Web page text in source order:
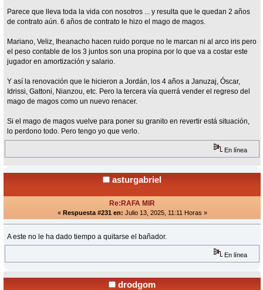
Parece que lleva toda la vida con nosotros ... y resulta que le quedan 2 años
de contrato aún. 6 años de contrato le hizo el mago de magos.
Mariano, Veliz, Iheanacho hacen ruido porque no le marcan ni al arco iris pero
el peso contable de los 3 juntos son una propina por lo que va a costar este
jugador en amortización y salario.
Y así la renovación que le hicieron a Jordán, los 4 años a Januzaj, Óscar,
Idrissi, Gattoni, Nianzou, etc. Pero la tercera vía querrá vender el regreso del
mago de magos como un nuevo renacer.
Si el mago de magos vuelve para poner su granito en revertir está situación,
lo perdono todo. Pero tengo yo que verlo.
En línea
asturgabriel
Re:RAFA MIR
« Respuesta #231 en: Julio 13, 2025, 11:11 Horas »
A este no le ha dado tiempo a quitarse el bañador.
En línea
drodgom